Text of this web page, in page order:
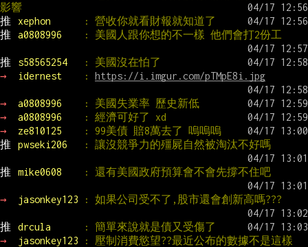
影響
推
xephon
: 營收你就看財報就知道了
推
a0808996 : 美國人跟你想的不一樣 他們會打2份工
推 s58565254
: 美國沒在怕了
→
idernest : https://i.imgur.com/pTMpE8i.jpg
→ a0808996
: 美國失業率 歷史新低
→
a0808996
: 經濟可好了 xd
→
ze810125
: 99美債 賠8萬去了 嗚嗚嗚
推
pwseki206 : 讓沒競爭力的殭屍自然被淘汰不好嗎
推 mike0608 : 還有美國政府預算會不會先撐不住吧
→ jasonkey123 : 如果公司受不了,股市還會創新高嗎???
推 drcula
: 簡單來說就是債又受傷了
→
jasonkey123
: 壓制消費慾望??最近公布的數據不是這樣